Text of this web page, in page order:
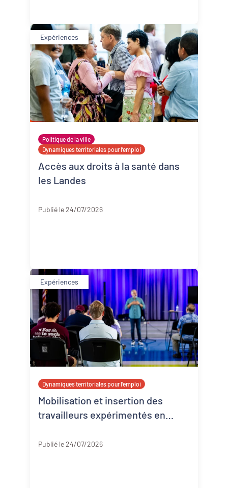
Expériences
Politique de la ville
Dynamiques territoriales pour l’emploi
Accès aux droits à la santé dans
les Landes
Publié le 24/07/2026
Expériences
Dynamiques territoriales pour l’emploi
Mobilisation et insertion des
travailleurs expérimentés en
Publié le 24/07/2026